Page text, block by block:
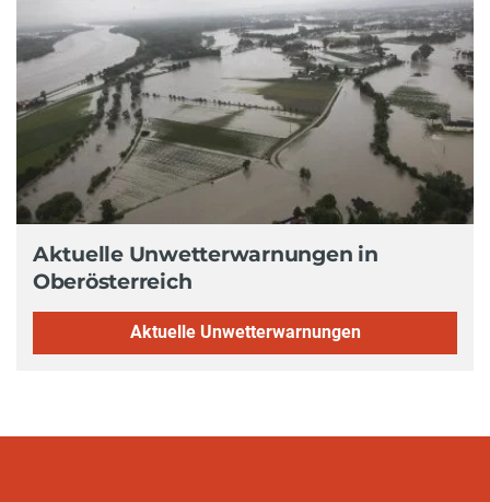
Aktuelle Unwetterwarnungen in
Oberösterreich
Aktuelle Unwetterwarnungen